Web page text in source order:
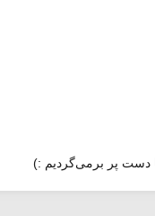
دست پر برمی‌گردیم :)